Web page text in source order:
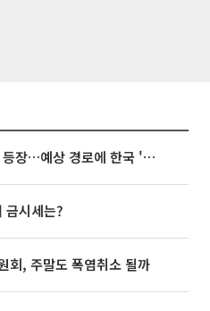
태풍 '돌핀' 이어 '찬홈' 등장…예상 경로에 한국 '한숨'
시세는?
회, 주말도 폭염취소 될까